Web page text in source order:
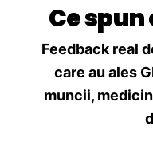
Ce
Feedback real
care au ales
muncii,